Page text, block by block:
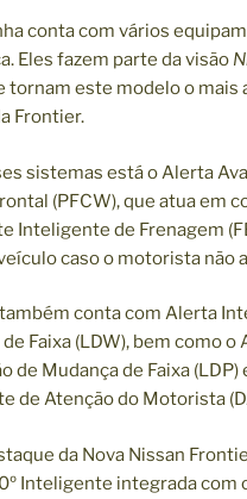
conta com vários
Eles fazem parte da visão
tornam este modelo o mais
Frontier.
sistemas está o Alerta
(PFCW), que atua em
Inteligente de Frenagem
caso o motorista não
conta com Alerta
Faixa (LDW), bem como o
de Mudança de Faixa (LDP)
de Atenção do Motorista
da Nova Nissan
Inteligente integrada com